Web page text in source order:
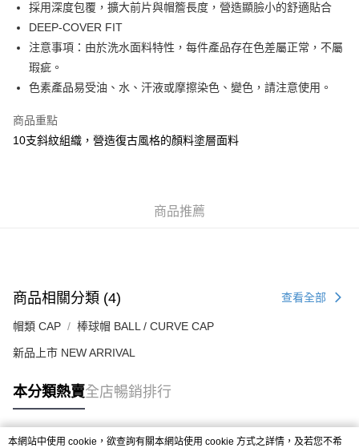
WeChat Pay
送貨方式
付款後順豐合作便利店
每筆HK$50.00，滿HK$499.00或以上免運費
採用深度包覆，擴大前片與帽簷長度，營造顯臉小的舒適貼合
DEEP-COVER FIT
注意事項：由於洗水面料特性，每件產品存在色差屬正常，不屬
瑕疵。
色素產品易受油、水、汗液或摩擦染色、變色，請注意使用。
商品重點
10支斜紋組織，營造復古風格的顏料塗層面料
商品推薦
商品相關分類 (4) 查看全部
帽類 CAP 棒球帽 BALL / CURVE CAP
新品上市 NEW ARRIVAL
本分類熱賣全店暢銷排行
本網站中使用 cookie，欲查詢有關本網站使用 cookie 方式之詳情，及若您不希